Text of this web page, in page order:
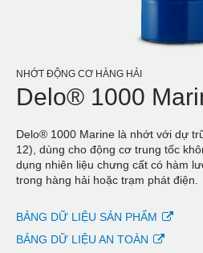
NHỚT ĐỘNG CƠ HÀNG HẢI
Delo® 1000
Delo® 1000 Marine là nhớt với dự
12), dùng cho động cơ trung tốc
dụng nhiên liệu chưng cất có hàm
trong hàng hải hoặc trạm phát điện.
BẢNG DỮ LIỆU SẢN PHẨM
BẢNG DỮ LIỆU AN TOÀN